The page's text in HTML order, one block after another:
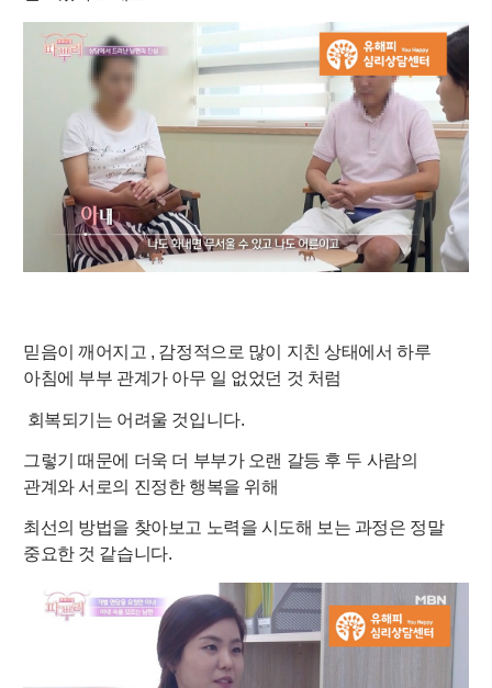
믿음이 깨어지고 , 감정적으로 많이 지친 상태에서 하루
아침에 부부 관계가 아무 일 없었던 것 처럼
회복되기는 어려울 것입니다.
그렇기 때문에 더욱 더 부부가 오랜 갈등 후 두 사람의
관계와 서로의 진정한 행복을 위해
최선의 방법을 찾아보고 노력을 시도해 보는 과정은 정말
중요한 것 같습니다.